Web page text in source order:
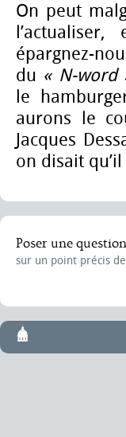
On peut
épargnez-
du « N-word
le
aurons le
Jacques
on disait
Poser une
sur un point précis